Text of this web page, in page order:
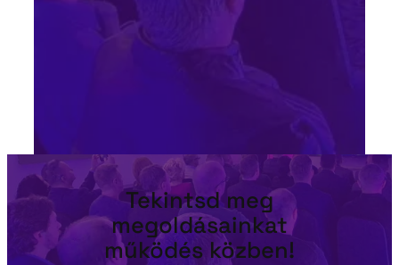
Tekintsd meg
megoldásainkat
működés közben!